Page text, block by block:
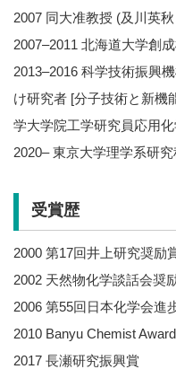
2007 同大准教授 (及川英
2007–2011 北海道大学創
2013–2016 科学技術振興
け研究者 [分子技術と新機
学大学院工学研究員応用
2020– 東京大学理学系研
受賞歴
2000 第17回井上研究奨励
2002 天然物化学談話会奨
2006 第55回日本化学会進
2010 Banyu Chemist Award
2017 長瀬研究振興賞